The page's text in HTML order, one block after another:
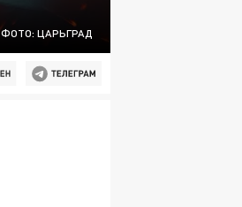
ФОТО: ЦАРЬГРАД